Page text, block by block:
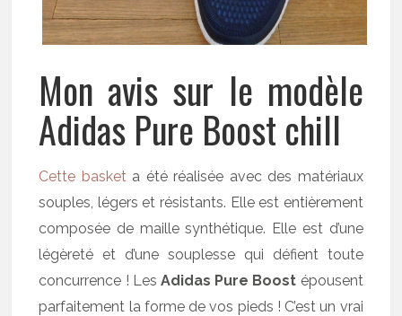
Mon avis sur le modèle
Adidas Pure Boost chill
Cette basket a été réalisée avec des matériaux
souples, légers et résistants. Elle est entièrement
composée de maille synthétique. Elle est d’une
légèreté et d’une souplesse qui défient toute
concurrence ! Les Adidas Pure Boost épousent
parfaitement la forme de vos pieds ! C’est un vrai